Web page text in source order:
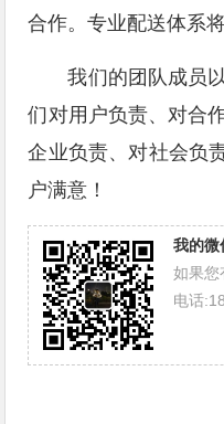
合作。专业配送体系
我们的团队成员
们对用户负责、对合
企业负责、对社会负
户满意！
我的微
如果您
电话